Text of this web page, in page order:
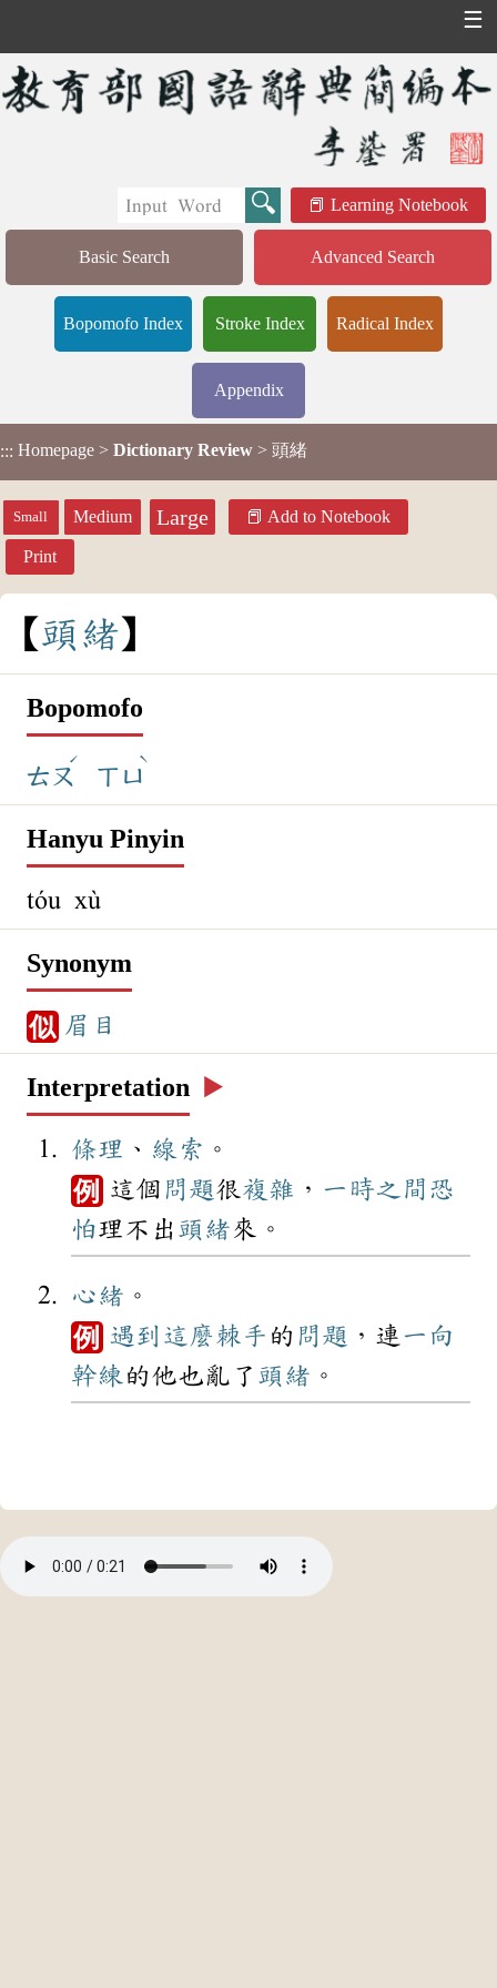
☰
Learning Notebook
Basic Search Advanced Search
Bopomofo Index Stroke Index Radical Index
Appendix
::: Homepage > Dictionary Review > 頭緒
Small Medium Large Add to Notebook
Print
頭緒
Bopomofo
ㄊㄡ
ˊ
ㄒㄩ
ˋ
Hanyu Pinyin
tóu xù
Synonym
似 眉目
Interpretation ▶️
條理 、 線索 。
例 這個 問題很 複雜 ， 一時之間 恐
怕理不出 頭緒來。
心緒 。
例 遇到 這麼棘手 的 問題 ，連 一向
幹練 的他也亂了 頭緒 。